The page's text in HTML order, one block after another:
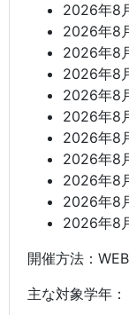
2026年8
2026年8
2026年8
2026年8
2026年8
2026年8
2026年8
2026年8
2026年8
2026年8
2026年8
開催方法：WEB
主な対象学年